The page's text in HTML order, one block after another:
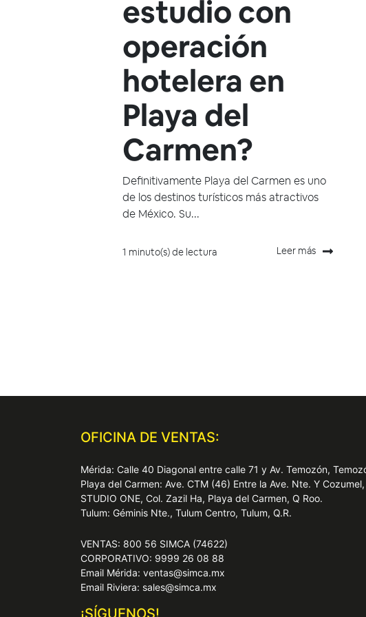
estudio con
operación
hotelera en
Playa del
Carmen?
Definitivamente Playa del Carmen es uno
de los destinos turísticos más atractivos
de México. Su...
1 minuto(s) de lectura Leer más
OFICINA DE VENTAS:
Mérida: Calle 40 Diagonal entre calle 71 y Av. Temozón,
Playa del Carmen: Ave. CTM (46) Entre la Ave. Nte. Y
STUDIO ONE, Col. Zazil Ha, Playa del Carmen, Q Roo.
Tulum: Géminis Nte., Tulum Centro, Tulum, Q.R.
VENTAS: 800 56 SIMCA (74622)
CORPORATIVO: 9999 26 08 88
Email Mérida: ventas@simca.mx
Email Riviera: sales@simca.mx
¡SÍGUENOS!